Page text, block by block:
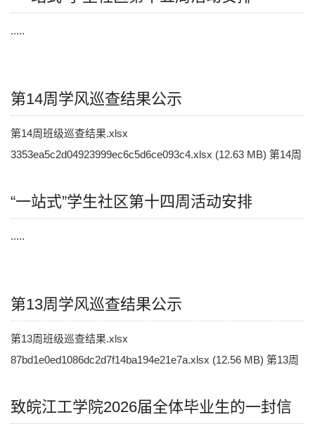
.....
第14周学风巡查结果公示
第14周班级巡查结果.xlsx
3353ea5c2d04923999ec6c5d6ce093c4.xlsx (12.63 MB) 第14周
“一站式”学生社区第十四周活动安排
.....
第13周学风巡查结果公示
第13周班级巡查结果.xlsx
87bd1e0ed1086dc2d7f14ba194e21e7a.xlsx (12.56 MB) 第13周
621402a4b8e9d57bded677f9eea6c0e5.xls.....
致皖江工学院2026届全体毕业生的一封信